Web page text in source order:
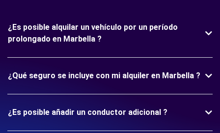
¿Es posible alquilar un vehículo por un período
prolongado en Marbella ?
¿Qué seguro se incluye con mi alquiler en Marbella ?
¿Es posible añadir un conductor adicional ?